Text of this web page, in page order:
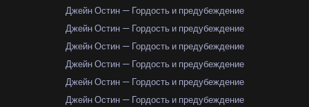
Джейн Остин — Гордость и предубеждение
Джейн Остин — Гордость и предубеждение
Джейн Остин — Гордость и предубеждение
Джейн Остин — Гордость и предубеждение
Джейн Остин — Гордость и предубеждение
Джейн Остин — Гордость и предубеждение